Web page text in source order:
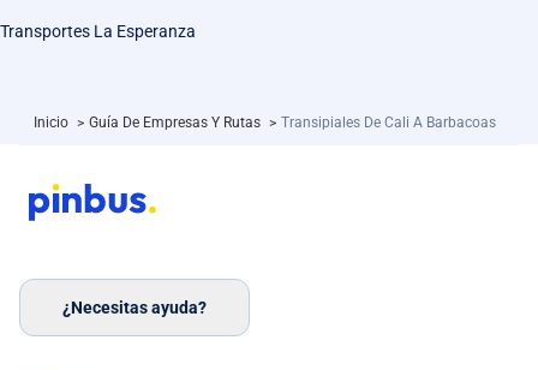
Transportes La Esperanza
Inicio > Guía De Empresas Y Rutas > Transipiales De Cali A Barbacoas
¿Necesitas ayuda?